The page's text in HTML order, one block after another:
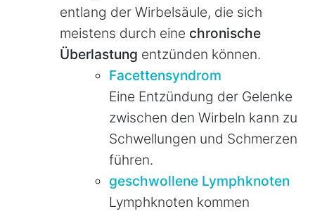
entlang der Wirbelsäule, die sich
meistens durch eine chronische
Überlastung entzünden können.
Facettensyndrom
Eine Entzündung der Gelenke
zwischen den Wirbeln kann zu
Schwellungen und Schmerzen
führen.
geschwollene Lymphknoten
Lymphknoten kommen